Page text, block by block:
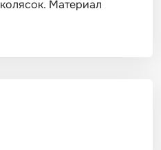
Материал